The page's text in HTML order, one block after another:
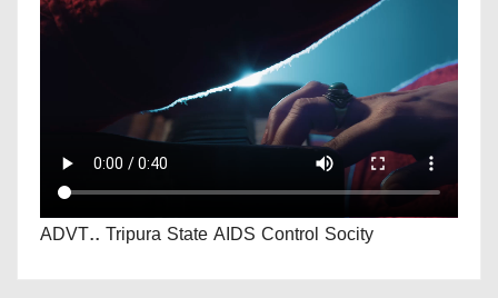
ADVT.. Tripura State AIDS Control Socity